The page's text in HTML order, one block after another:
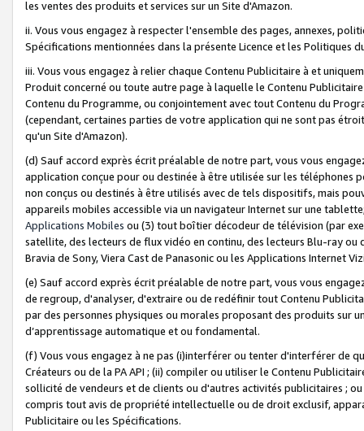
les ventes des produits et services sur un Site d'Amazon.
ii. Vous vous engagez à respecter l'ensemble des pages, annexes,
Spécifications mentionnées dans la présente Licence et les Politiques
iii. Vous vous engagez à relier chaque Contenu Publicitaire à et
Produit concerné ou toute autre page à laquelle le Contenu
Contenu du Programme, ou conjointement avec tout Contenu du
(cependant, certaines parties de votre application qui ne sont pas
qu'un Site d'Amazon).
(d) Sauf accord exprès écrit préalable de notre part, vous vous
application conçue pour ou destinée à être utilisée sur les téléphones
non conçus ou destinés à être utilisés avec de tels dispositifs, mais
appareils mobiles accessible via un navigateur Internet sur une
Applications Mobiles ou (3) tout boîtier décodeur de télévision (par
satellite, des lecteurs de flux vidéo en continu, des lecteurs Blu-ray
Bravia de Sony, Viera Cast de Panasonic ou les Applications Internet
(e) Sauf accord exprès écrit préalable de notre part, vous vous
de regroup, d'analyser, d'extraire ou de redéfinir tout Contenu
par des personnes physiques ou morales proposant des produits sur
d’apprentissage automatique et ou fondamental.
(f) Vous vous engagez à ne pas (i)interférer ou tenter d'interférer de
Créateurs ou de la PA API ; (ii) compiler ou utiliser le Contenu
sollicité de vendeurs et de clients ou d'autres activités publicitaires ;
compris tout avis de propriété intellectuelle ou de droit exclusif,
Publicitaire ou les Spécifications.